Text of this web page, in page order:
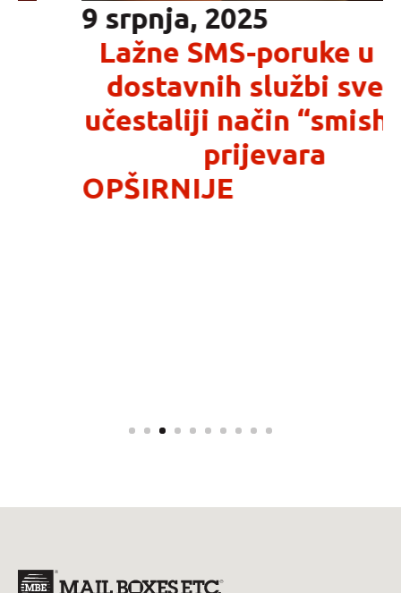
9 srpnja, 2025
Lažne SMS-poruke u ime
dostavnih službi sve su
učestaliji način “smishing”
prijevara
OPŠIRNIJE